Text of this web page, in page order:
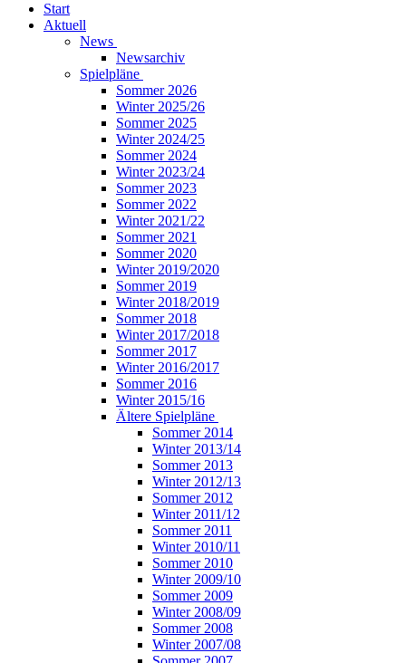
Start
Aktuell
News
Newsarchiv
Spielpläne
Sommer 2026
Winter 2025/26
Sommer 2025
Winter 2024/25
Sommer 2024
Winter 2023/24
Sommer 2023
Sommer 2022
Winter 2021/22
Sommer 2021
Sommer 2020
Winter 2019/2020
Sommer 2019
Winter 2018/2019
Sommer 2018
Winter 2017/2018
Sommer 2017
Winter 2016/2017
Sommer 2016
Winter 2015/16
Ältere Spielpläne
Sommer 2014
Winter 2013/14
Sommer 2013
Winter 2012/13
Sommer 2012
Winter 2011/12
Sommer 2011
Winter 2010/11
Sommer 2010
Winter 2009/10
Sommer 2009
Winter 2008/09
Sommer 2008
Winter 2007/08